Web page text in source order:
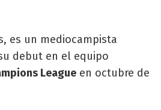
es un mediocampista
debut en el equipo
League en octubre de